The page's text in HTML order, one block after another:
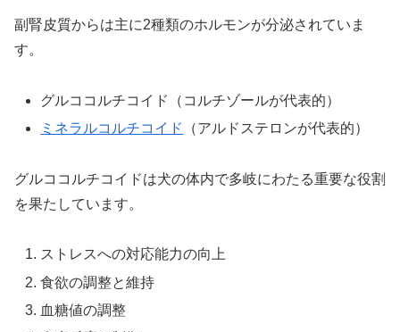
副腎皮質からは主に2種類のホルモンが分泌されていま
す。
グルココルチコイド（コルチゾールが代表的）
ミネラルコルチコイド
（アルドステロンが代表的）
グルココルチコイドは犬の体内で多岐にわたる重要な役割
を果たしています。
ストレスへの対応能力の向上
食欲の調整と維持
血糖値の調整